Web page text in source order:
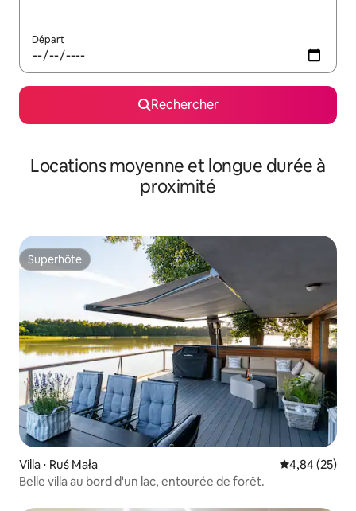
Départ
Rechercher
Locations moyenne et longue durée à
proximité
Superhôte
Superhôte
Villa ⋅ Ruś Mała Évaluation
4,84 (25)
Belle villa au bord d'un lac, entourée de forêt.